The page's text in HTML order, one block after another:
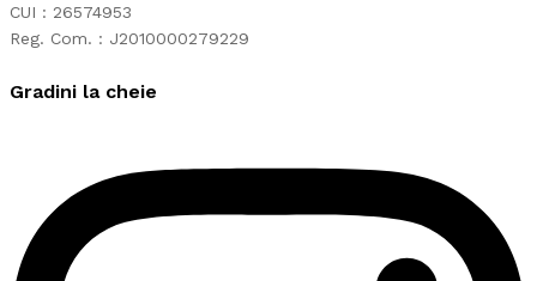
CUI : 26574953
Reg. Com. : J2010000279229
Gradini la cheie